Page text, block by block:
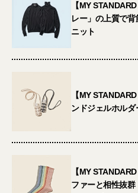
【MY
レー」の上質で
ニット
【MY
ンドジェルホル
【MY
ファーと相性抜